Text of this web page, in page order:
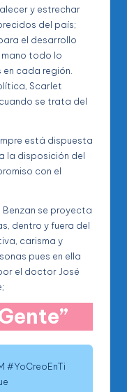
y estrechar
del país;
el desarrollo
todo lo
cada región.
Scarlet
se trata del
está dispuesta
la disposición del
con el
se proyecta
dentro y fuera del
carisma y
pues en ella
el doctor José
#YoCreoEnTi